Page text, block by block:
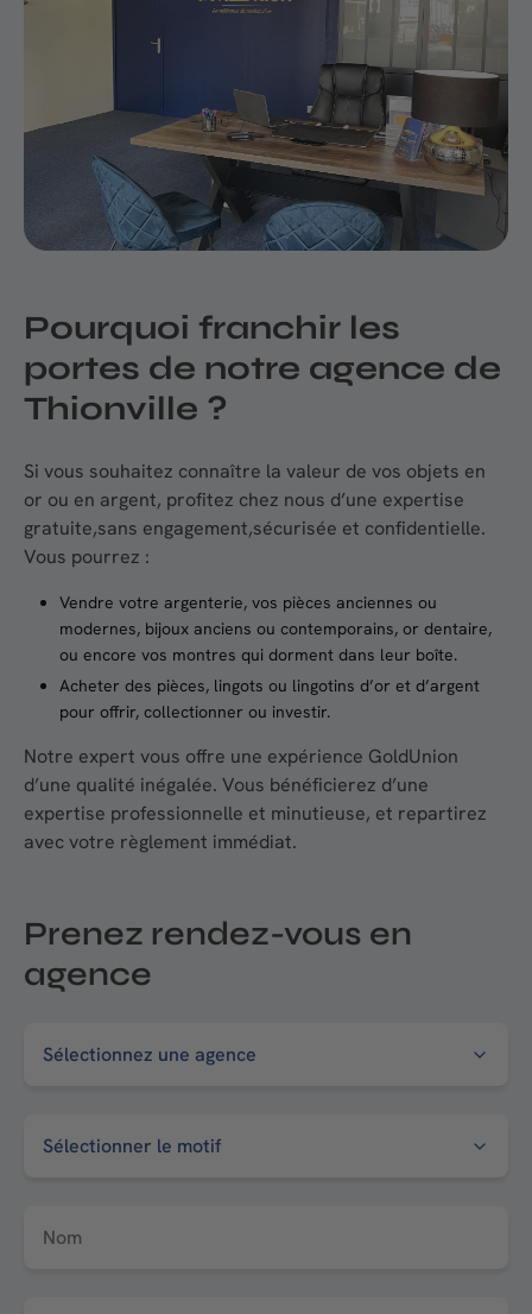
Pourquoi franchir les
portes de notre agence de
Thionville ?
Si vous souhaitez connaître la valeur de vos objets en
or ou en argent, profitez chez nous d’une expertise
gratuite,sans engagement,sécurisée et confidentielle.
Vous pourrez :
Vendre votre argenterie, vos pièces anciennes ou
modernes, bijoux anciens ou contemporains, or dentaire,
ou encore vos montres qui dorment dans leur boîte.
Acheter des pièces, lingots ou lingotins d’or et d’argent
pour offrir, collectionner ou investir.
Notre expert vous offre une expérience GoldUnion
d’une qualité inégalée. Vous bénéficierez d’une
expertise professionnelle et minutieuse, et repartirez
avec votre règlement immédiat.
Prenez rendez-vous en
agence
Nom